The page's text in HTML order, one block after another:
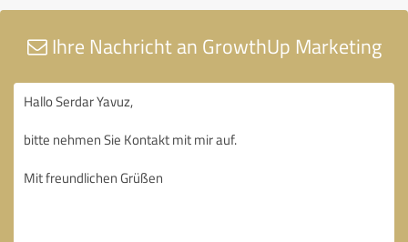
Ihre Nachricht an GrowthUp Marketing